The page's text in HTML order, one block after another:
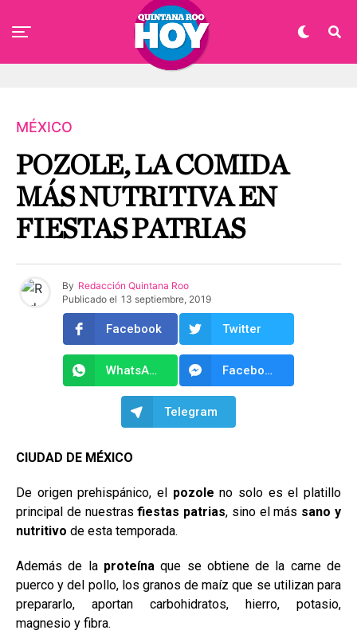
MÉXICO
POZOLE, LA COMIDA
MÁS NUTRITIVA EN
FIESTAS PATRIAS
By Redacción Quintana Roo
Publicado el 13 septiembre, 2019
Facebook Twitter
WhatsApp Facebook Messenger
Telegram
CIUDAD DE MÉXICO
De origen prehispánico, el pozoleno solo es el platillo
principal de nuestras fiestas patrias, sino el más sano y
nutritivo de esta temporada.
Además de la proteínaque se obtiene de la carne de
puerco y del pollo, los granos de maíz que se utilizan para
prepararlo, aportan carbohidratos, hierro, potasio,
magnesio y fibra.